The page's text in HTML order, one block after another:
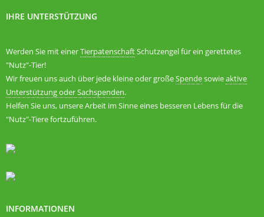
IHRE UNTERSTÜTZUNG
Werden Sie mit einerTierpatenschaftSchutzengel für ein gerettetes
"Nutz"-Tier!
Wir freuen uns auch über jede kleine oder großeSpendesowieaktive
Unterstützung oder Sachspenden.
Helfen Sie uns, unsere Arbeit im Sinne eines besseren Lebens für die
"Nutz"-Tiere fortzuführen.
INFORMATIONEN